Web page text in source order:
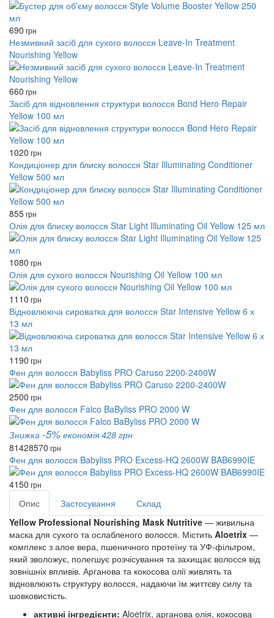
690 грн
Незмивний засіб для сухого волосся Leave-In Treatment
Nourishing Yellow
660 грн
Засіб для відновлення структури волосся Bond Hero Repair
Yellow 100 мл
1020 грн
Кондиціонер для блиску волосся Star Illuminating Conditioner
Yellow 500 мл
855грн
Олія для блиску волосся Star Light Illuminating Oil Yellow 125 мл
1080 грн
Олія для сухого волосся Nourishing Oil Yellow 100 мл
1110 грн
Відновлююча сироватка для волосся Star Intensive Yellow 6 х
13 мл
1190 грн
Фен для волосся Babyliss PRO Caruso 2200-2400W
2500 грн
Фен для волосся Falco BaByliss PRO 2000 W
Знижка -5% економія 428 грн
81428570 грн
Фен для волосся Babyliss PRO Excess-HQ 2600W BAB6990IE
4150 грн
Опис Застосування
Склад
Yellow Professional Nourishing Mask Nutritive — живильна
маска для сухого та ослабленого волосся. Містить Aloetrix —
комплекс з алое вера, пшеничного протеїну та УФ-фільтром,
який зволожує, полегшує розчісування та захищає волосся від
зовнішніх впливів. Арганова та кокосова олії живлять та
відновлюють структуру волосся, надаючи їм життєву силу та
шовковистість.
активні інгредієнти: Aloetrix, арганова олія, кокосова